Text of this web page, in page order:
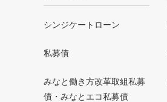
シンジケートローン
私募債
みなと働き方改革取組私募
債・みなとエコ私募債